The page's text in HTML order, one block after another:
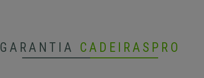
GARANTIA CADEIRASPRO